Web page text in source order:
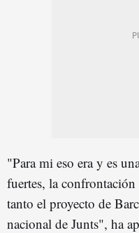
"Para mi eso era y es
fuertes, la
tanto el proyecto de
nacional de Junts", ha